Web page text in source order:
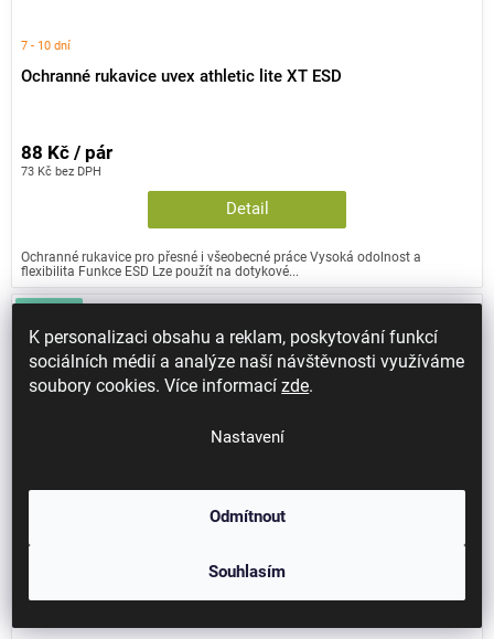
K personalizaci obsahu a reklam, poskytování funkcí
sociálních médií a analýze naší návštěvnosti využíváme
soubory cookies. Více informacízde.
Nastavení
Odmítnout
Souhlasím
Ochranné rukavice uvex athletic lite XT ESD
7 - 10 dní
73 Kč bez DPH
88 Kč / pár
Detail
Ochranné rukavice pro přesné i všeobecné práce Vysoká odolnost a
flexibilita Funkce ESD Lze použít na dotykové...
Planet